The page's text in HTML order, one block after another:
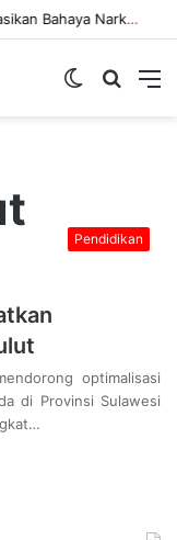
Search
Switch
Pendidikan
optimalisasi
di Provinsi Sulawesi